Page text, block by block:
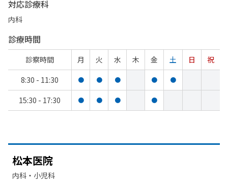
対応診療科
内科
診療時間
診察時間 月 火 水 木 金 土 日
祝
8:30 - 11:30
● ● ● ● ●
15:30 - 17:30 ● ● ● ●
松本医院
内科・​小児科